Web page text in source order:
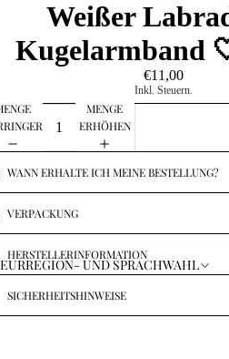
EURREGION- UND SPRACHWAHL
Weißer
Kugelarmband
€11,00
Inkl. Steuern.
MENGE
ERHÖHEN
WANN ERHALTE ICH MEINE BESTELLUNG?
VERPACKUNG
HERSTELLERINFORMATION
SICHERHEITSHINWEISE